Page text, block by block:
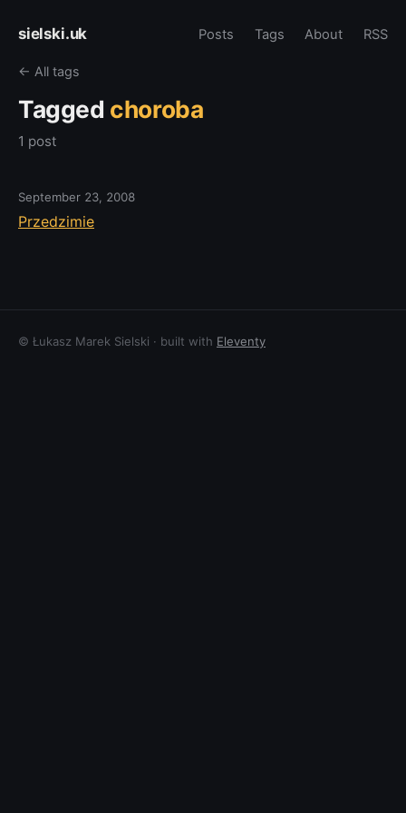
sielski.uk Posts Tags About RSS
← All tags
Tagged choroba
1 post
September 23, 2008
Przedzimie
© Łukasz Marek Sielski · built with Eleventy